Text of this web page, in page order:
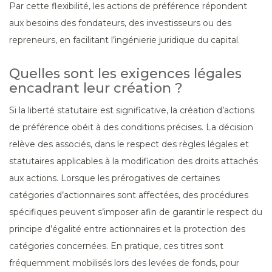
Par cette flexibilité, les actions de préférence répondent
aux besoins des fondateurs, des investisseurs ou des
repreneurs, en facilitant l’ingénierie juridique du capital.
Quelles sont les exigences légales
encadrant leur création ?
Si la liberté statutaire est significative, la création d’actions
de préférence obéit à des conditions précises. La décision
relève des associés, dans le respect des règles légales et
statutaires applicables à la modification des droits attachés
aux actions. Lorsque les prérogatives de certaines
catégories d’actionnaires sont affectées, des procédures
spécifiques peuvent s’imposer afin de garantir le respect du
principe d’égalité entre actionnaires et la protection des
catégories concernées. En pratique, ces titres sont
fréquemment mobilisés lors des levées de fonds, pour